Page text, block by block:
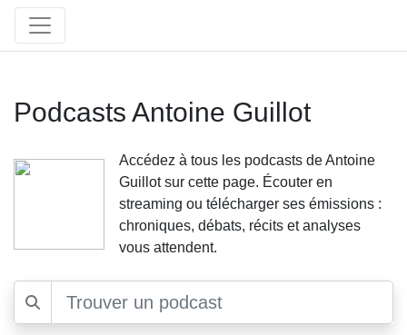
Podcasts Antoine Guillot
Accédez à tous les podcasts de Antoine
Guillot sur cette page. Écouter en
streaming ou télécharger ses émissions :
chroniques, débats, récits et analyses
vous attendent.